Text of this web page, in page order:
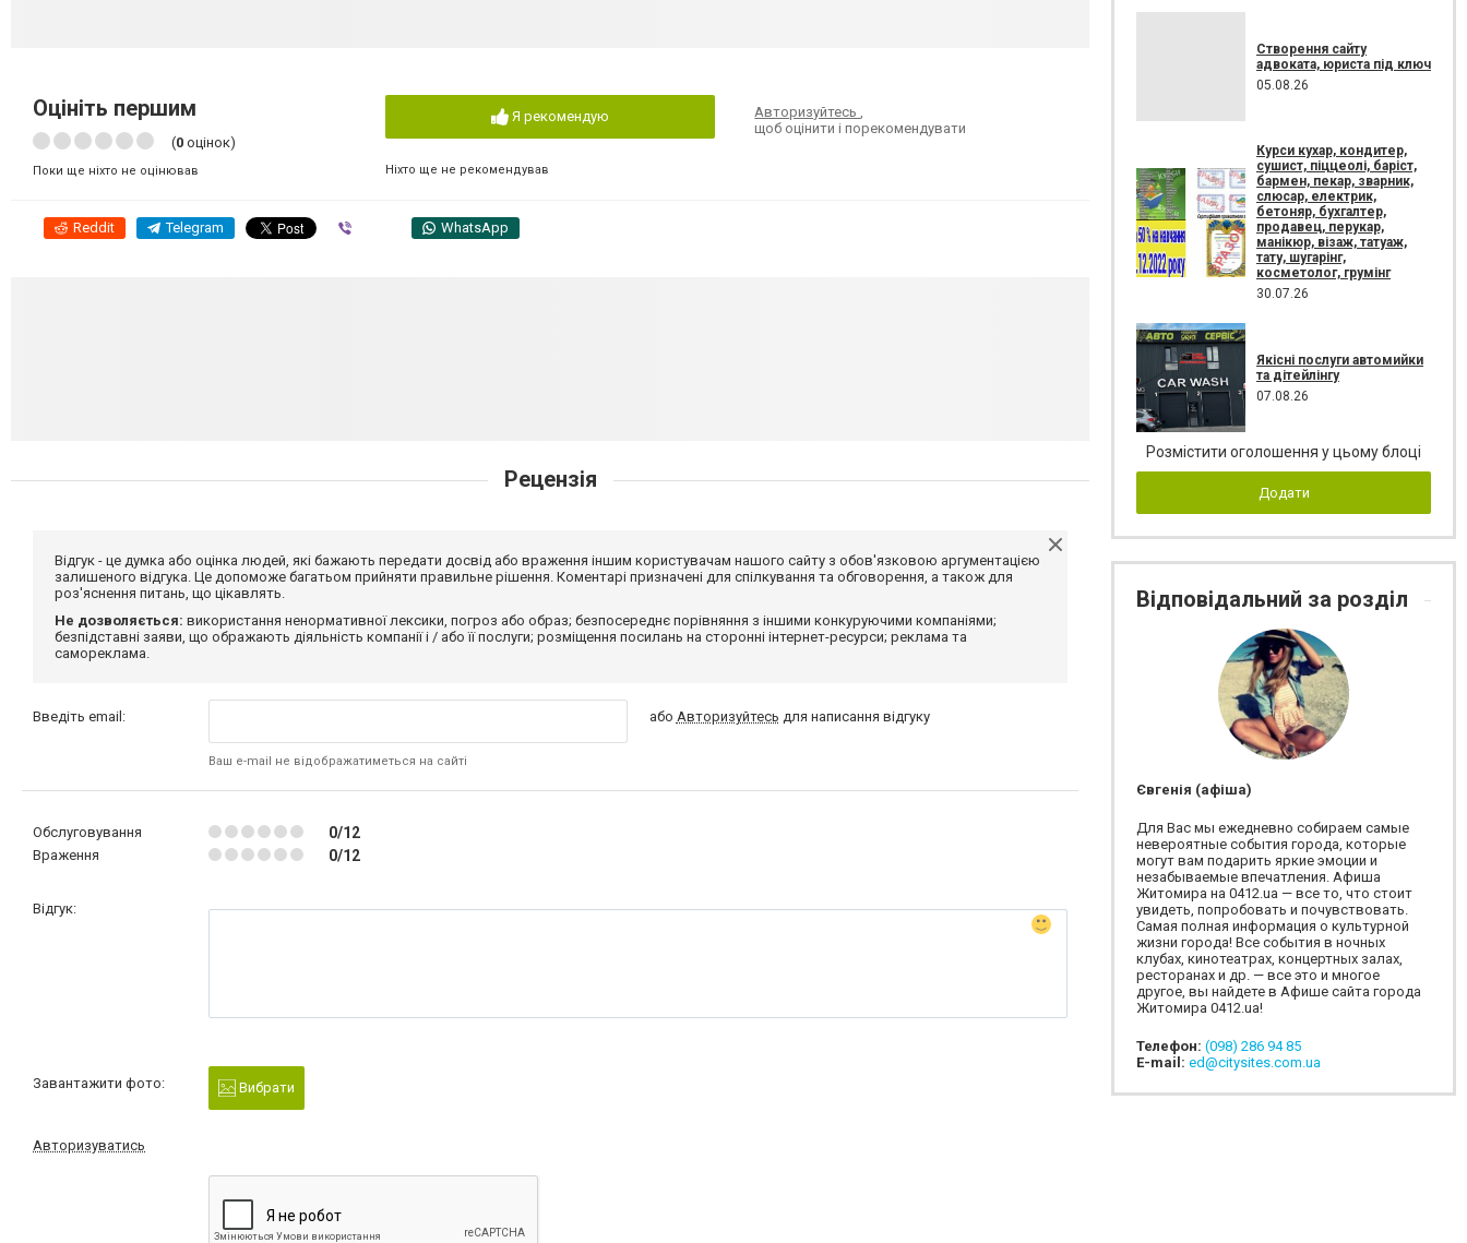
Оцініть першим
(0 оцінок)
Поки ще ніхто не оцінював
Я рекомендую
Ніхто ще не рекомендував
Авторизуйтесь
щоб оцінити і порекомендувати
Reddit Telegram WhatsApp
Рецензія
Відгук - це думка або оцінка людей, які бажають передати досвід або враження іншим користувачам нашого сайту з обов'язковою аргументацією
залишеного відгука. Це допоможе багатьом прийняти правильне рішення. Коментарі призначені для спілкування та обговорення, а також для
роз'яснення питань, що цікавлять.
Не дозволяється: використання ненормативної лексики, погроз або образ; безпосереднє порівняння з іншими конкуруючими компаніями;
безпідставні заяви, що ображають діяльність компанії і / або її послуги; розміщення посилань на сторонні інтернет-ресурси; реклама та
самореклама.
Введіть email:
Ваш e-mail не відображатиметься на сайті
або Авторизуйтесь для написання відгуку
Обслуговування 0/12
Враження 0/12
Відгук:
Завантажити фото: Вибрати
Авторизуватись
Створення сайту
адвоката, юриста під ключ
05.08.26
Курси кухар, кондитер,
сушист, піццеолі, баріст,
бармен, пекар, зварник,
слюсар, електрик,
бетоняр, бухгалтер,
продавец, перукар,
манікюр, візаж, татуаж,
тату, шугарінг,
косметолог, грумінг
30.07.26
Якісні послуги автомийки
та дітейлінгу
07.08.26
Розмістити оголошення у цьому блоці
Додати
Відповідальний за розділ
Євгенія (афіша)
Для Вас мы ежедневно собираем самые
невероятные события города, которые
могут вам подарить яркие эмоции и
незабываемые впечатления. Афиша
Житомира на 0412.ua — все то, что стоит
увидеть, попробовать и почувствовать.
Самая полная информация о культурной
жизни города! Все события в ночных
клубах, кинотеатрах, концертных залах,
ресторанах и др. — все это и многое
другое, вы найдете в Афише сайта города
Житомира 0412.ua!
Телефон: (098) 286 94 85
E-mail: ed@citysites.com.ua